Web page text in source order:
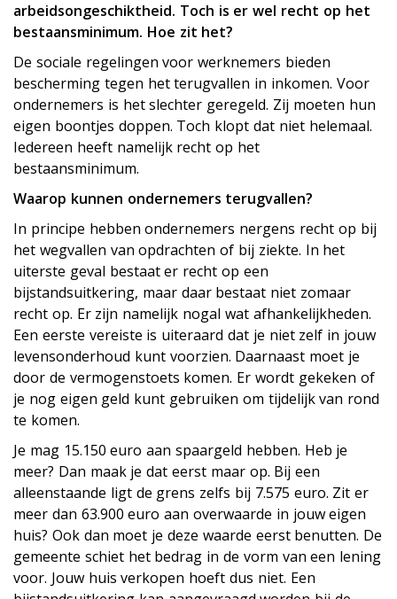
arbeidsongeschiktheid. Toch is er wel recht op het
bestaansminimum. Hoe zit het?
De sociale regelingen voor werknemers bieden
bescherming tegen het terugvallen in inkomen. Voor
ondernemers is het slechter geregeld. Zij moeten hun
eigen boontjes doppen. Toch klopt dat niet helemaal.
Iedereen heeft namelijk recht op het
bestaansminimum.
Waarop kunnen ondernemers terugvallen?
In principe hebben ondernemers nergens recht op bij
het wegvallen van opdrachten of bij ziekte. In het
uiterste geval bestaat er recht op een
bijstandsuitkering, maar daar bestaat niet zomaar
recht op. Er zijn namelijk nogal wat afhankelijkheden.
Een eerste vereiste is uiteraard dat je niet zelf in jouw
levensonderhoud kunt voorzien. Daarnaast moet je
door de vermogenstoets komen. Er wordt gekeken of
je nog eigen geld kunt gebruiken om tijdelijk van rond
te komen.
Je mag 15.150 euro aan spaargeld hebben. Heb je
meer? Dan maak je dat eerst maar op. Bij een
alleenstaande ligt de grens zelfs bij 7.575 euro. Zit er
meer dan 63.900 euro aan overwaarde in jouw eigen
huis? Ook dan moet je deze waarde eerst benutten. De
gemeente schiet het bedrag in de vorm van een lening
voor. Jouw huis verkopen hoeft dus niet. Een